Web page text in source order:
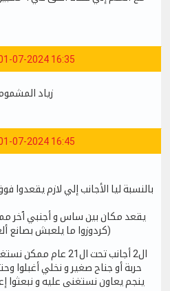
07-2024 16:35
زياد
07-2024 16:45
يقعد مكان بين ساس و أجنبي ٱخر
(كردوزوا ما يلعبش بصانع
ال2 أجانب تحت ال21
حربة أو جناح صغير و نخلي
ينجم يعاون نستغنى عليه و نبعثوا